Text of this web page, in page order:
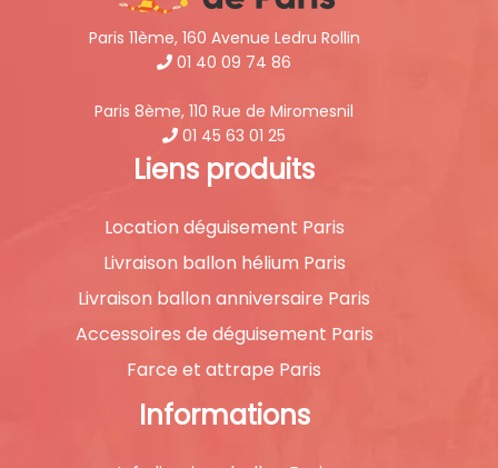
Paris 11ème, 160 Avenue Ledru Rollin
01 40 09 74 86
Paris 8ème, 110 Rue de Miromesnil
01 45 63 01 25
Liens produits
Location déguisement Paris
Livraison ballon hélium Paris
Livraison ballon anniversaire Paris
Accessoires de déguisement Paris
Farce et attrape Paris
Informations